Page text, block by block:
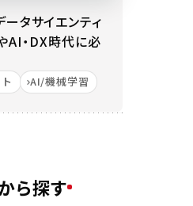
ータサイエンティ
AI・DX時代に必
AI/機械学習
ら探す